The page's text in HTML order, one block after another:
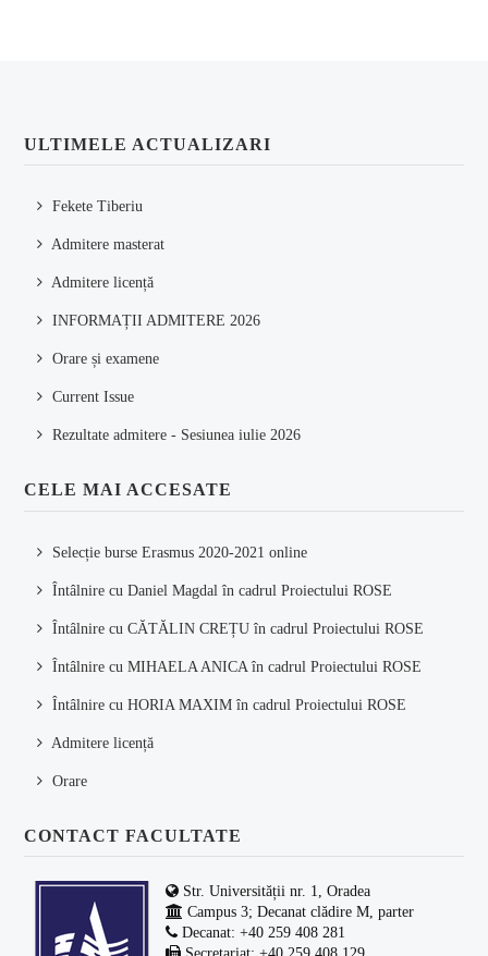
ULTIMELE ACTUALIZARI
Fekete Tiberiu
Admitere masterat
Admitere licență
INFORMAȚII ADMITERE 2026
Orare și examene
Current Issue
Rezultate admitere - Sesiunea iulie 2026
CELE MAI ACCESATE
Selecție burse Erasmus 2020-2021 online
Întâlnire cu Daniel Magdal în cadrul Proiectului ROSE
Întâlnire cu CĂTĂLIN CREȚU în cadrul Proiectului ROSE
Întâlnire cu MIHAELA ANICA în cadrul Proiectului ROSE
Întâlnire cu HORIA MAXIM în cadrul Proiectului ROSE
Admitere licență
Orare
CONTACT FACULTATE
Str. Universității nr. 1, Oradea
Campus 3; Decanat clădire M, parter
Decanat: +40 259 408 281